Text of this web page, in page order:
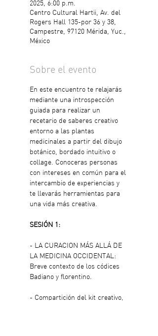
2025, 6:00 p.m.
Centro Cultural Hartii, Av. del
Rogers Hall 135-por 36 y 38,
Campestre, 97120 Mérida, Yuc.,
México
Sobre el evento
En este encuentro te relajarás
mediante una introspección
guiada para realizar un
recetario de saberes creativo
entorno a las plantas
medicinales a partir del dibujo
botánico, bordado intuitivo o
collage. Conoceras personas
con intereses en común para el
intercambio de experiencias y
te llevarás herramientas para
una vida más creativa.
SESIÓN 1:
- LA CURACION MÁS ALLÁ DE
LA MEDICINA OCCIDENTAL:
Breve contexto de los códices
Badiano y florentino.
- Compartición del kit creativo,